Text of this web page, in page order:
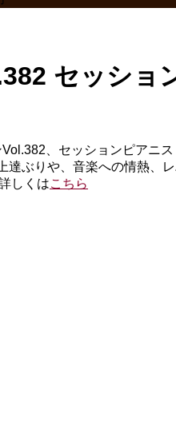
セッショ
、セッションピアニ
ぶりや、音楽への情熱、
しくはこちら